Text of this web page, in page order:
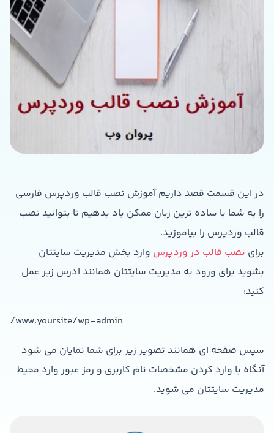
در این قسمت قصد داریم آموزش نصب قالب وردپرس فارسی
را به شما با ساده ترین زبان ممکن یاد بدهیم تا بتوانید نصب
قالب وردپرس را بیاموزید.
برای نصب قالب در وردپرس وارد بخش مدیریت سایتتان
بشوید برای ورود به مدیریت سایتتان همانند ادرس زیر عمل
کنید:
www.yoursite/wp-admin/
سپس صفحه ای همانند تصویر زیر برای شما نمایان می شود
آنگاه با وارد کردن مشخصات نام کاربری و رمز عبور وارد محیط
مدیریت سایتتان می شوید.